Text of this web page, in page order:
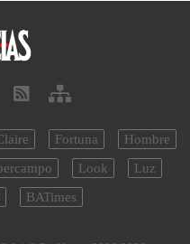
Fortuna
Hombre
Look
Luz
BATimes